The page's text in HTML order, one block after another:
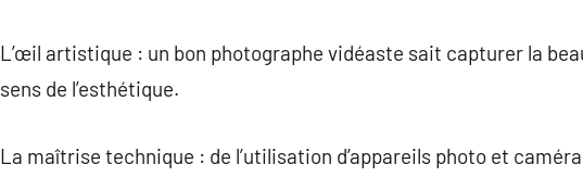
L’œil artistique : un bon photographe vidéaste sait capturer la
sens de l’esthétique.
La maîtrise technique : de l’utilisation d’appareils photo et